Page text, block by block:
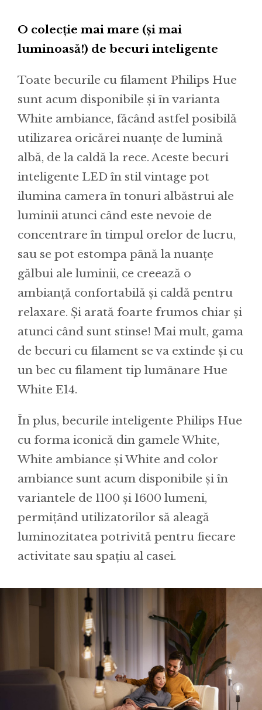
O colecție mai mare (și mai
luminoasă!) de becuri inteligente
Toate becurile cu filament Philips Hue
sunt acum disponibile și în varianta
White ambiance, făcând astfel posibilă
utilizarea oricărei nuanțe de lumină
albă, de la caldă la rece. Aceste becuri
inteligente LED în stil vintage pot
ilumina camera în tonuri albăstrui ale
luminii atunci când este nevoie de
concentrare în timpul orelor de lucru,
sau se pot estompa până la nuanțe
gălbui ale luminii, ce creează o
ambianță confortabilă și caldă pentru
relaxare. Și arată foarte frumos chiar și
atunci când sunt stinse! Mai mult, gama
de becuri cu filament se va extinde și cu
un bec cu filament tip lumânare Hue
White E14.
În plus, becurile inteligente Philips Hue
cu forma iconică din gamele White,
White ambiance și White and color
ambiance sunt acum disponibile și în
variantele de 1100 și 1600 lumeni,
permițând utilizatorilor să aleagă
luminozitatea potrivită pentru fiecare
activitate sau spațiu al casei.